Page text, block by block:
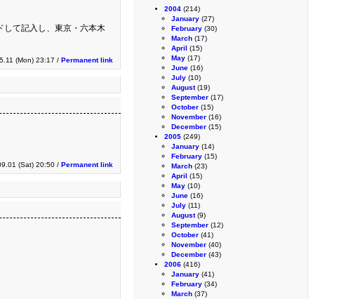
2004 (214)
January (27)
February (30)
March (17)
April (15)
May (17)
June (16)
July (10)
August(19)
September (17)
October (15)
November (16)
December (15)
2005 (249)
January (14)
February (15)
March (23)
April (15)
May (10)
June (16)
July (11)
August(9)
September (12)
October (41)
November (40)
December (43)
2006 (416)
January (41)
February (34)
March (37)
して記入し、東京・六本木
(Mon) 23:17 / Permanent link
(Sat) 20:50 / Permanent link